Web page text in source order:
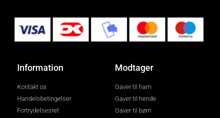
Information
Kontakt os
Handelsbetingelser
Fortrydelsesret
Modtager
Gaver til ham
Gaver til hende
Gaver til børn